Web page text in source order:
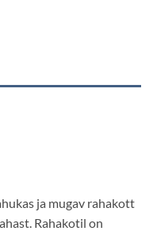
ja mugav rahakott
Rahakotil on